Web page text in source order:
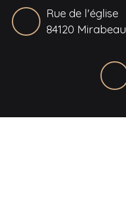
Rue de l'église
84120 Mirabeau